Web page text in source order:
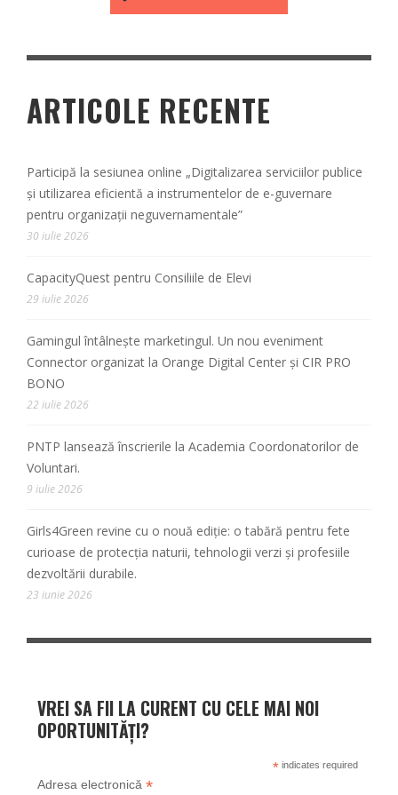
ARTICOLE RECENTE
Participă la sesiunea online „Digitalizarea serviciilor publice
și utilizarea eficientă a instrumentelor de e-guvernare
pentru organizații neguvernamentale”
30 iulie 2026
CapacityQuest pentru Consiliile de Elevi
29 iulie 2026
Gamingul întâlnește marketingul. Un nou eveniment
Connector organizat la Orange Digital Center și CIR PRO
BONO
22 iulie 2026
PNTP lansează înscrierile la Academia Coordonatorilor de
Voluntari.
9 iulie 2026
Girls4Green revine cu o nouă ediție: o tabără pentru fete
curioase de protecția naturii, tehnologii verzi și profesiile
dezvoltării durabile.
23 iunie 2026
VREI SA FII LA CURENT CU CELE MAI NOI
OPORTUNITĂȚI?
*indicates required
Adresa electronică *